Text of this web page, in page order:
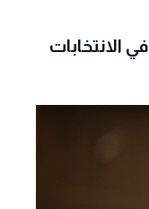
الانتخابات